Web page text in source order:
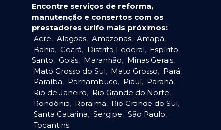
Encontre serviços de reforma,
manutenção e consertos com os
prestadores Grifo mais próximos:
Acre, Alagoas, Amazonas, Amapá,
Bahia, Ceará, Distrito Federal, Espírito
Santo, Goiás, Maranhão, Minas Gerais,
Mato Grosso do Sul, Mato Grosso, Pará,
Paraíba, Pernambuco, Piauí, Paraná,
Rio de Janeiro, Rio Grande do Norte,
Rondônia, Roraima, Rio Grande do Sul,
Santa Catarina, Sergipe, São Paulo,
Tocantins.